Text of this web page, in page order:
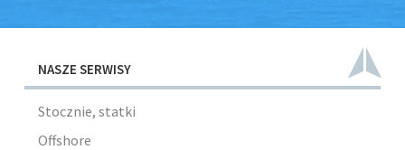
NASZE SERWISY
Stocznie, statki
Offshore